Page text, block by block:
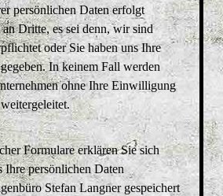
persönlichen Daten erfolgt
Dritte, es sei denn, wir sind
oder Sie haben uns Ihre
In keinem Fall werden
ohne Ihre Einwilligung
Formulare erklären Sie sich
Ihre persönlichen Daten
Stefan Langnergespeichert